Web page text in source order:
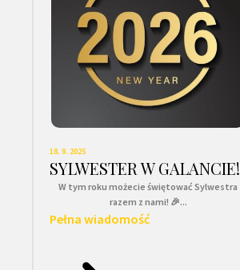
18. 9. 2025
SYLWESTER W GALANCIE!
W tym roku możecie świętować Sylwestra
razem z nami! 🎉...
Pełna wiadomość